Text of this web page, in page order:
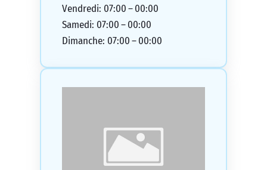
Vendredi: 07:00 – 00:00
Samedi: 07:00 – 00:00
Dimanche: 07:00 – 00:00